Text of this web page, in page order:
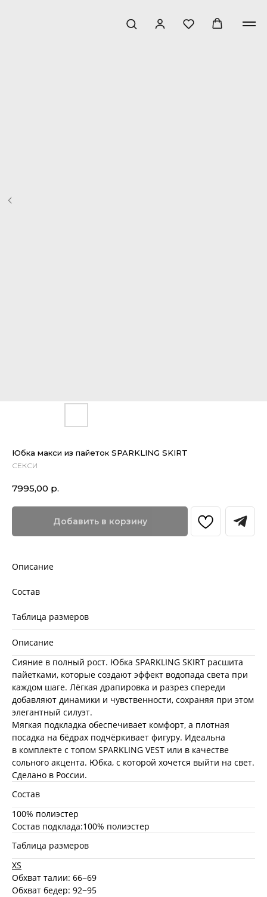
Юбка макси из пайеток SPARKLING SKIRT
СЕКСИ
7995,00 р.
Добавить в корзину
Описание
Состав
Таблица размеров
Описание
Сияние в полный рост. Юбка SPARKLING SKIRT расшита
пайетками, которые создают эффект водопада света при
каждом шаге. Лёгкая драпировка и разрез спереди
добавляют динамики и чувственности, сохраняя при этом
элегантный силуэт.
Мягкая подкладка обеспечивает комфорт, а плотная
посадка на бёдрах подчёркивает фигуру. Идеальна
в комплекте с топом SPARKLING VEST или в качестве
сольного акцента. Юбка, с которой хочется выйти на свет.
Сделано в России.
Состав
100% полиэстер
Состав подклада:100% полиэстер
Таблица размеров
XS
Обхват талии: 66−69
Обхват бедер: 92−95